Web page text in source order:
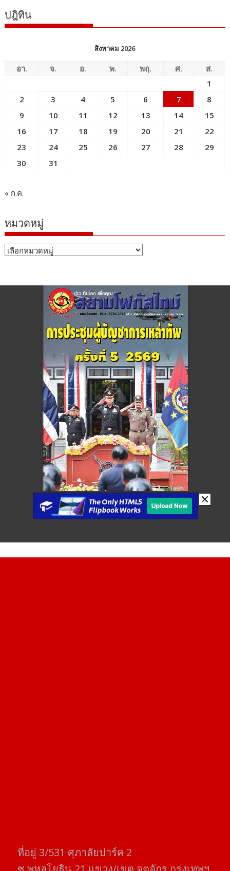
ปฎิทิน
สิงหาคม 2026
อา. จ. อ. พ. พฤ. ศ.
ส.
1
2
3 4 5 6 7
8
9
10 11 12 13 14
15
16
17 18 19 20 21
22
23
24 25 26 27 28
29
30
31
« ก.ค.
หมวดหมู่
หมวด
ที่อยู่​ 3/531​ ศุภาลัยปาร์ค​ 2